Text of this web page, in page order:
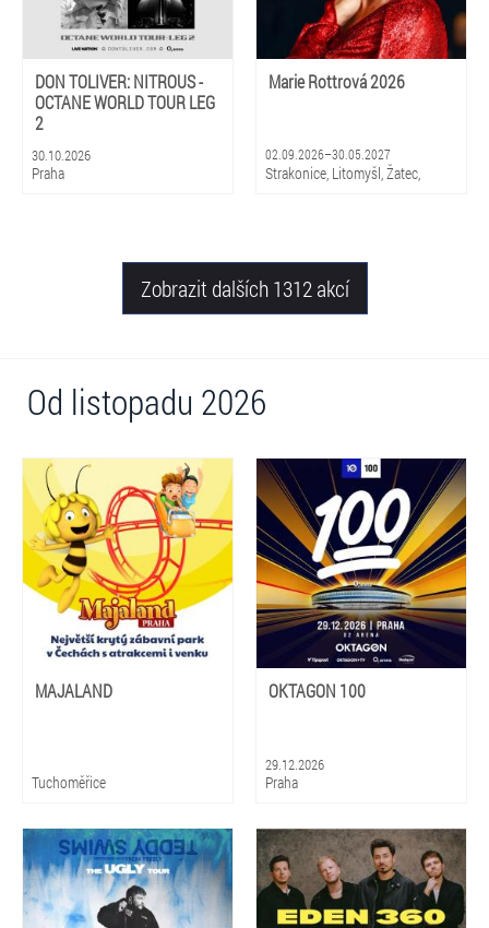
DON TOLIVER: NITROUS -
OCTANE WORLD TOUR LEG
2
30.10.2026
Praha
Marie Rottrová 2026
02.09.2026–30.05.2027
Strakonice, Litomyšl, Žatec,
Zobrazit dalších 1312 akcí
Od listopadu 2026
MAJALAND
Tuchoměřice
OKTAGON 100
29.12.2026
Praha